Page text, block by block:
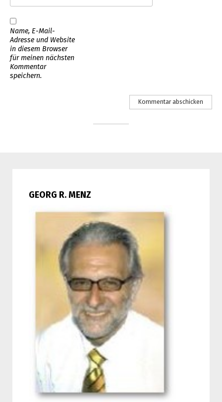
Name, E-Mail-
Adresse und Website
in diesem Browser
für meinen nächsten
Kommentar
speichern.
GEORG R. MENZ